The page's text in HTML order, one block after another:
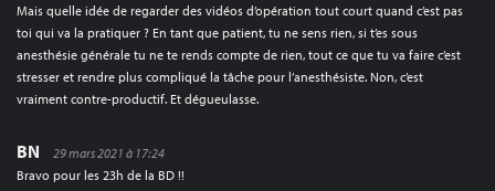
Mais quelle idée de regarder des vidéos d’opération tout court quand c’est pas
toi qui va la pratiquer ? En tant que patient, tu ne sens rien, si t’es sous
anesthésie générale tu ne te rends compte de rien, tout ce que tu va faire c’est
stresser et rendre plus compliqué la tâche pour l’anesthésiste. Non, c’est
vraiment contre-productif. Et dégueulasse.
BN
29 mars 2021 à 17:24
Bravo pour les 23h de la BD !!